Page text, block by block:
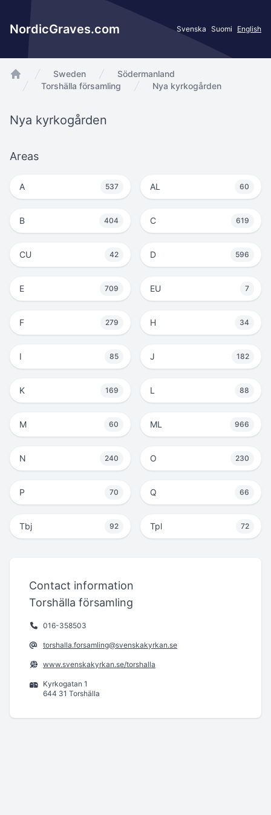
NordicGraves.com Svenska Suomi English
app.Start
Sweden
Södermanland
Torshälla församling
Nya kyrkogården
Nya kyrkogården
Areas
A 537 AL 60
B 404 C 619
CU 42 D 596
E 709 EU 7
F 279 H 34
I 85 J 182
K 169 L 88
M 60 ML 966
N 240 O 230
P 70 Q 66
Tbj 92 Tpl 72
Contact information
Torshälla församling
016-358503
torshalla.forsamling@svenskakyrkan.se
www.svenskakyrkan.se/torshalla
Kyrkogatan 1
644 31 Torshälla